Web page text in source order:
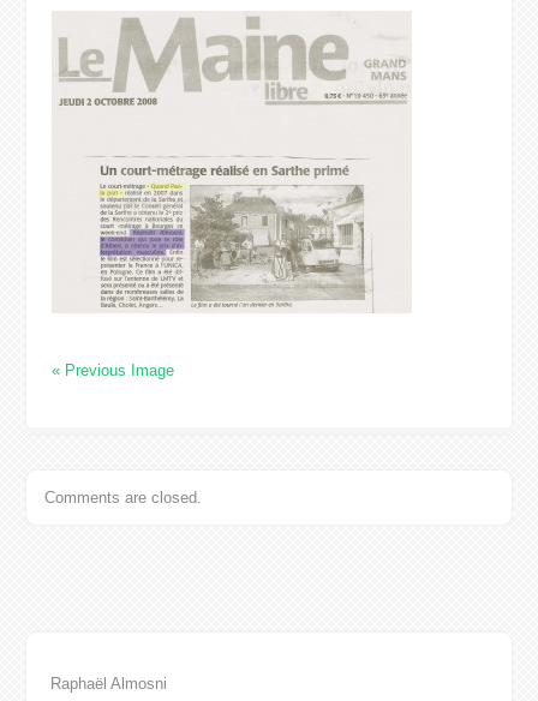
« Previous Image
Comments are closed.
Raphaël Almosni